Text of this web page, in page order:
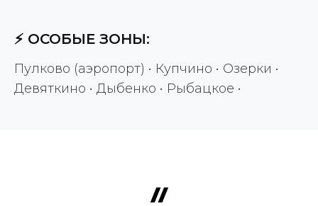
⚡ ОСОБЫЕ ЗОНЫ:
Пулково (аэропорт) • Купчино • Озерки •
Девяткино • Дыбенко • Рыбацкое •